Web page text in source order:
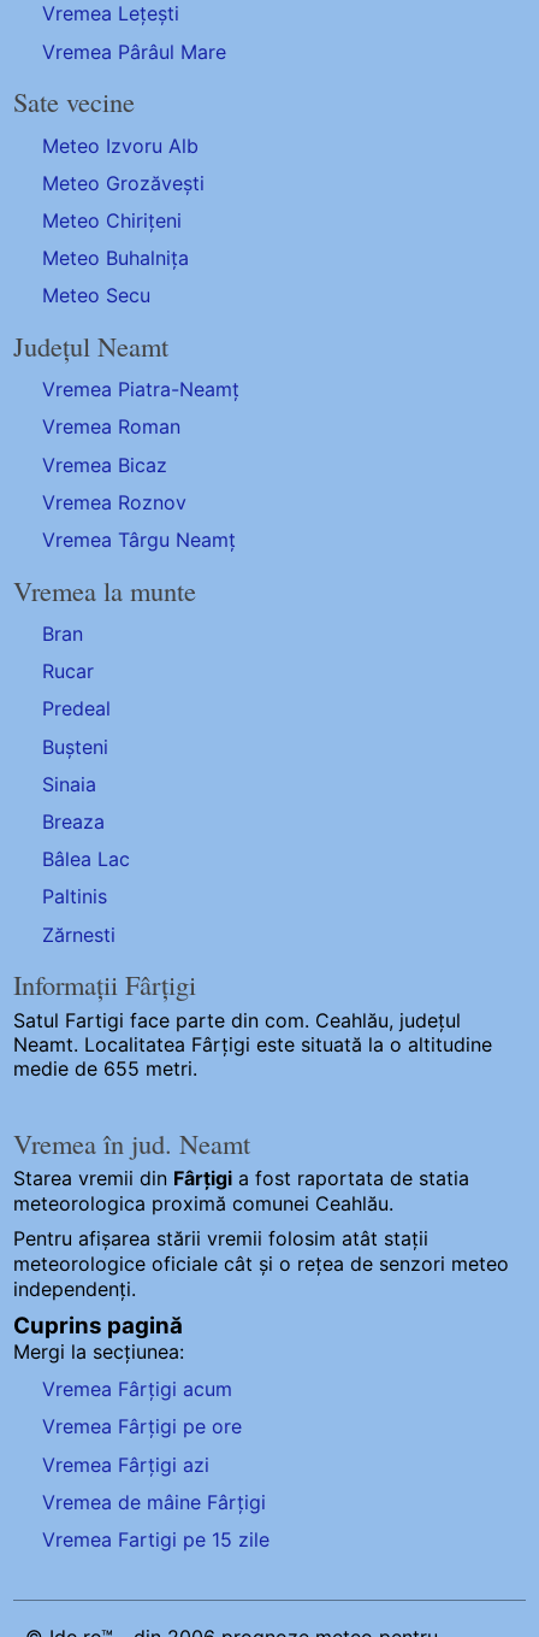
Vremea Lețești
Vremea Pârâul Mare
Sate vecine
Meteo Izvoru Alb
Meteo Grozăvești
Meteo Chirițeni
Meteo Buhalnița
Meteo Secu
Județul Neamt
Vremea Piatra-Neamț
Vremea Roman
Vremea Bicaz
Vremea Roznov
Vremea Târgu Neamț
Vremea la munte
Bran
Rucar
Predeal
Bușteni
Sinaia
Breaza
Bâlea Lac
Paltinis
Zărnesti
Informații Fârțigi
Satul Fartigi face parte din com. Ceahlău, județul
Neamt. Localitatea Fârțigi este situată la o altitudine
medie de 655 metri.
Vremea în jud. Neamt
Starea vremii din Fârțigi a fost raportata de statia
meteorologica proximă comunei Ceahlău.
Pentru afișarea stării vremii folosim atât stații
meteorologice oficiale cât și o rețea de senzori meteo
independenți.
Cuprins pagină
Mergi la secțiunea:
Vremea Fârțigi acum
Vremea Fârțigi pe ore
Vremea Fârțigi azi
Vremea de mâine Fârțigi
Vremea Fartigi pe 15 zile